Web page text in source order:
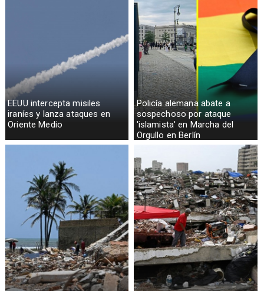
EEUU intercepta misiles
iraníes y lanza ataques en
Oriente Medio
Policía alemana abate a
sospechoso por ataque
'islamista' en Marcha del
Orgullo en Berlín